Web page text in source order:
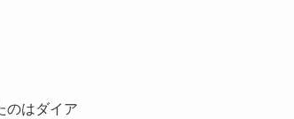
のはダイア